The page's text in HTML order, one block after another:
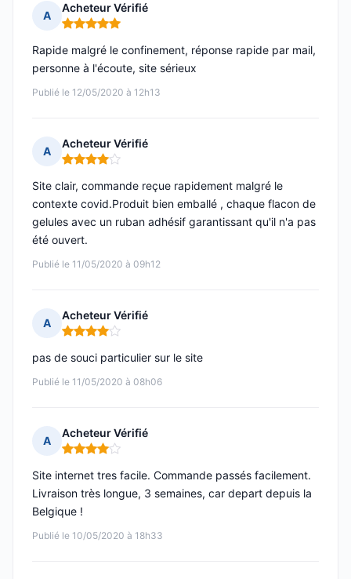
A
Acheteur Vérifié
Note : 5 sur 5
Publié le 12/05/2020 à 12h13
Rapide malgré le confinement, réponse rapide par mail,
personne à l'écoute, site sérieux
A
Acheteur Vérifié
Note : 4 sur 5
Publié le 11/05/2020 à 09h12
Site clair, commande reçue rapidement malgré le
contexte covid.Produit bien emballé , chaque flacon de
gelules avec un ruban adhésif garantissant qu'il n'a pas
été ouvert.
A
Acheteur Vérifié
Note : 4 sur 5
Publié le 11/05/2020 à 08h06
pas de souci particulier sur le site
A
Acheteur Vérifié
Note : 4 sur 5
Publié le 10/05/2020 à 18h33
Site internet tres facile. Commande passés facilement.
Livraison très longue, 3 semaines, car depart depuis la
Belgique !